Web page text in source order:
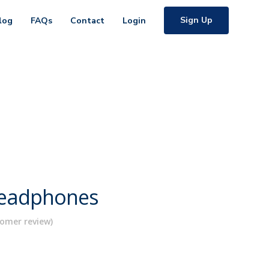
FAQs Contact Login Sign Up
review)